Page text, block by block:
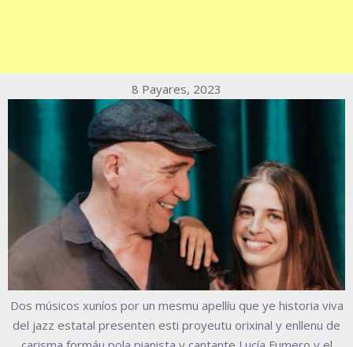
8 Payares, 2023
Dos músicos xuníos por un mesmu apellíu que ye historia viva
del jazz estatal presenten esti proyeutu orixinal y enllenu de